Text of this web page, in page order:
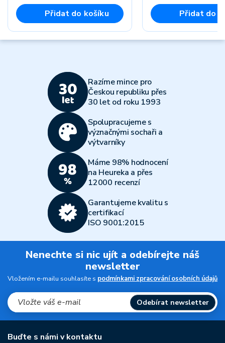
Přidat do košíku Přidat do
Razíme mince pro
Českou republiku přes
30 let od roku 1993
Spolupracujeme s
význačnými sochaři a
výtvarníky
Máme 98% hodnocení
na Heureka a přes
12000 recenzí
Garantujeme kvalitu s
certifikací
ISO 9001:2015
Nenechte si nic ujít a odebírejte náš
newsletter
Vložením e-mailu souhlasíte s podmínkami zpracování osobních údajů
Odebírat newsletter
Buďte s námi v kontaktu